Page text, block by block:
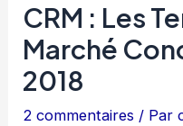
CRM : Les
Marché
2018
2 commentaires / Par